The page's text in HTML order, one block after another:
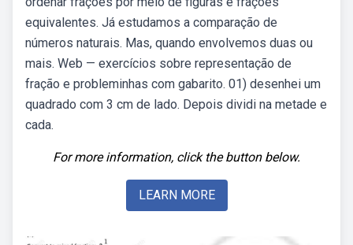
equivalentes. Já estudamos a comparação de
números naturais. Mas, quando envolvemos duas ou
mais. Web — exercícios sobre representação de
fração e probleminhas com gabarito. 01) desenhei um
quadrado com 3 cm de lado. Depois dividi na metade e
cada.
For more information, click the button below.
LEARN MORE